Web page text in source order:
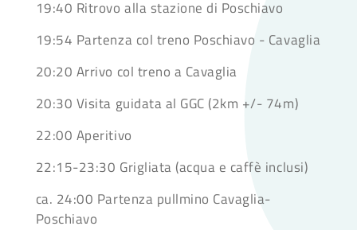
19:40 Ritrovo alla stazione di Poschiavo
19:54 Partenza col treno Poschiavo - Cavaglia
20:20 Arrivo col treno a Cavaglia
20:30 Visita guidata al GGC (2km +/- 74m)
22:00 Aperitivo
22:15-23:30 Grigliata (acqua e caffè inclusi)
ca. 24:00 Partenza pullmino Cavaglia-
Poschiavo